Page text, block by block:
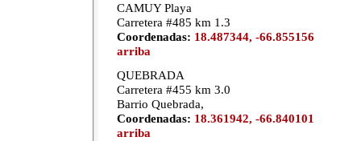
CAMUY Playa
Carretera #485 km 1.3
Coordenadas: 18.487344, -66.855156
arriba
QUEBRADA
Carretera #455 km 3.0
Barrio Quebrada,
Coordenadas: 18.361942, -66.840101
arriba